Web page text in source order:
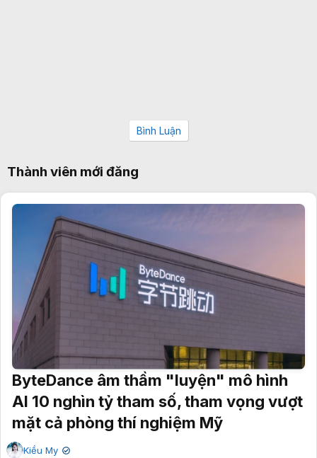
Bình Luận
Thành viên mới đăng
ByteDance âm thầm "luyện" mô hình
AI 10 nghìn tỷ tham số, tham vọng vượt
mặt cả phòng thí nghiệm Mỹ
Kiều My ✔